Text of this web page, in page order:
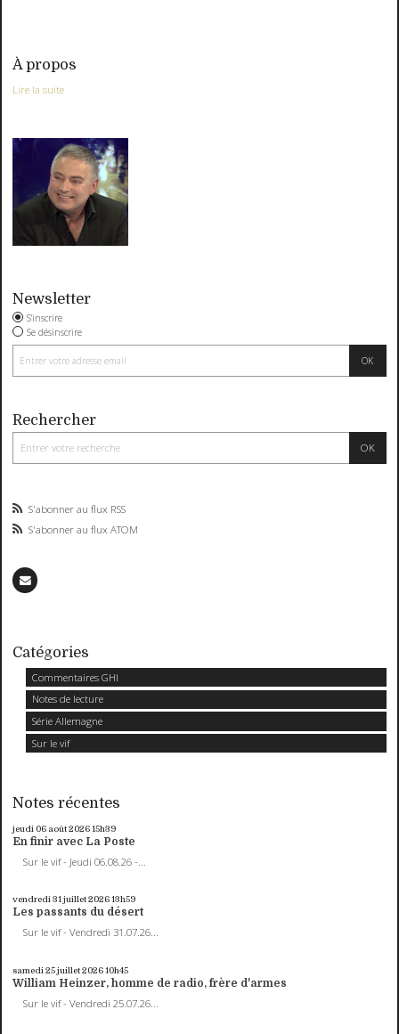
À propos
Lire la suite
Newsletter
S'inscrire
Se désinscrire
Rechercher
S'abonner au flux RSS
S'abonner au flux ATOM
Catégories
Commentaires GHI
Notes de lecture
Série Allemagne
Sur le vif
Notes récentes
jeudi 06 août 202615h39
En finir avec La Poste
Sur le vif - Jeudi 06.08.26 -...
vendredi 31juillet 202613h59
Les passants du désert
Sur le vif - Vendredi 31.07.26...
samedi 25juillet 202610h45
William Heinzer, homme de radio, frère d'armes
Sur le vif - Vendredi 25.07.26...